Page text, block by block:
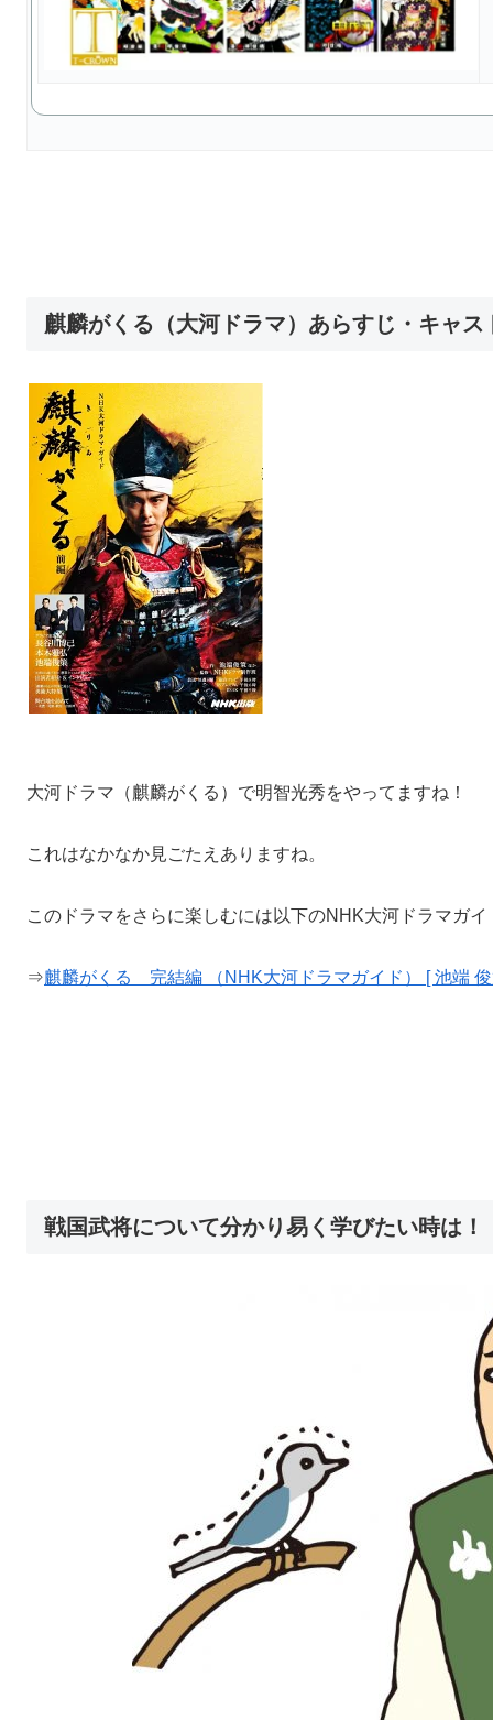
麒麟がくる（大河ドラマ）あらすじ・キャ
大河ドラマ（麒麟がくる）で明智光秀をやってますね！
これはなかなか見ごたえありますね。
このドラマをさらに楽しむには以下のNHK大河ドラマガ
⇒麒麟がくる 完結編 （NHK大河ドラマガイド） [ 池端
戦国武将について分かり易く学びたい時は！